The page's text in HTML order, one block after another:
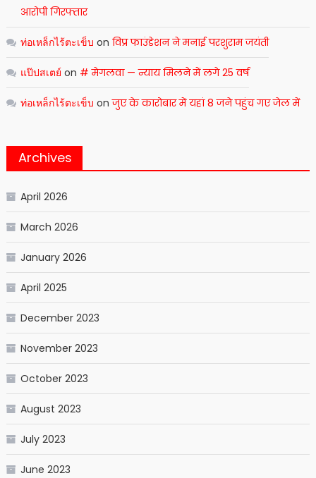
आरोपी गिरफ्तार
ท่อเหล็กไร้ตะเข็บ on विप्र फाउंडेशन ने मनाई परशुराम जयंती
แป๊ปสเตย์ on # मेगलवा — न्याय मिलने में लगे 25 वर्ष
ท่อเหล็กไร้ตะเข็บ onजुए के कारोबार में यहां 8 जने पहुंच गए जेल में
Archives
April 2026
March 2026
January 2026
April 2025
December 2023
November 2023
October 2023
August 2023
July 2023
June 2023